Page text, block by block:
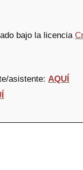
bajo la licencia
asistente: AQUÍ